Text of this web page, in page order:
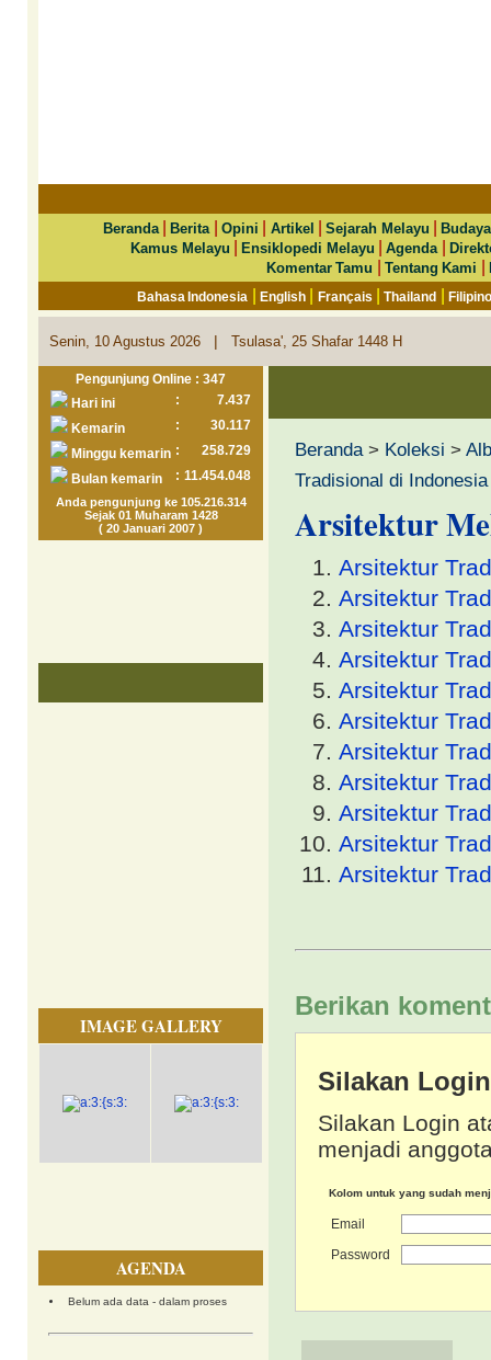
Beranda|Berita Opini Artikel |Sejarah Melayu |
Kamus Melayu
|Ensiklopedi Melayu |Agenda |
Komentar Tamu
|Tentang Kami |
Bahasa Indonesia |English Français |Thailand |
Senin, 10 Agustus 2026 | Tsulasa', 25 Shafar 1448 H
Pengunjung Online : 347
Hari ini
:
7.437
Kemarin
:
30.117
Minggu kemarin :
258.729
Bulan kemarin
: 11.454.048
Anda pengunjung ke 105.216.314
Sejak 01 Muharam 1428
( 20 Januari 2007 )
IMAGE GALLERY
AGENDA
Belum ada data - dalam proses
Beranda> Koleksi >
Tradisional di Indonesia
Arsitektur
Arsitektur
Arsitektur
Arsitektur
Arsitektur
Arsitektur
Arsitektur
Arsitektur
Arsitektur
Arsitektur
Arsitektur
Arsitektur
Berikan
Silakan
Silakan Login
menjadi
Kolom untuk yang sudah
Email
Password